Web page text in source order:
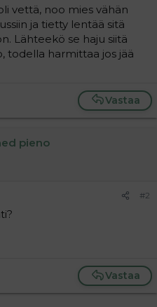
vettä, noo mies vähän
ja tietty lentää sitä
Lähteekö se haju siitä
todella harmittaa jos jää
Vastaa
pieno
#2
Vastaa